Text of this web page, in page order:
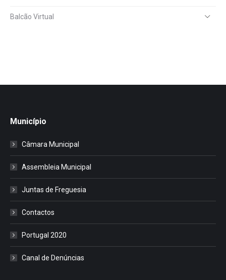
Balcão Virtual
Município
Câmara Municipal
Assembleia Municipal
Juntas de Freguesia
Contactos
Portugal 2020
Canal de Denúncias